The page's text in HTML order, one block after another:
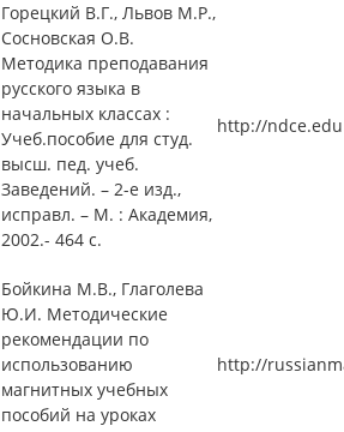
Горецкий В.Г., Львов М.Р.,
Сосновская О.В.
Методика преподавания
русского языка в
начальных классах :
Учеб.пособие для студ.
высш. пед. учеб.
Заведений. – 2-е изд.,
исправл. – М. : Академия,
2002.- 464 с.
http://
Бойкина М.В., Глаголева
Ю.И. Методические
рекомендации по
использованию
магнитных учебных
пособий на уроках
http://